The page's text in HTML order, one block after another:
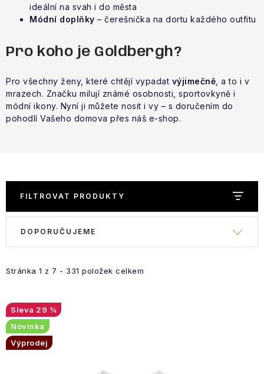
ideální na svah i do města
Módní doplňky – čerešnička na dortu každého outfitu
Pro koho je Goldbergh?
Pro všechny ženy, které chtějí vypadat výjimečně , a to i v
mrazech. Značku milují známé osobnosti, sportovkyně i
módní ikony. Nyní ji můžete nosit i vy – s doručením do
pohodlí Vašeho domova přes náš e-shop.
FILTROVAT PRODUKTY
i
p
r
o
Stránka 1 z 7 - 331 položek celkem
e
í
p
r
DOPORUČUJEME
29 %
Novinka
Výprodej